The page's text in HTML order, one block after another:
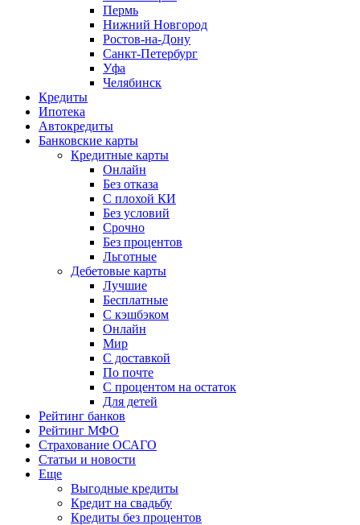
Пермь
Нижний Новгород
Ростов-на-Дону
Санкт-Петербург
Уфа
Челябинск
Кредиты
Ипотека
Автокредиты
Банковские карты
Кредитные карты
Онлайн
Без отказа
С плохой КИ
Без условий
Срочно
Без процентов
Льготные
Дебетовые карты
Лучшие
Бесплатные
С кэшбэком
Онлайн
Мир
С доставкой
По почте
С процентом на остаток
Для детей
Рейтинг банков
Рейтинг МФО
Страхование ОСАГО
Статьи и новости
Еще
Выгодные кредиты
Кредит на свадьбу
Кредиты без процентов